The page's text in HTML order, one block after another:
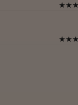
★★★
★★★